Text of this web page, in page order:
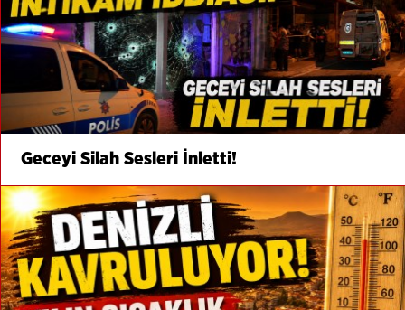
Geceyi Silah Sesleri İnletti!